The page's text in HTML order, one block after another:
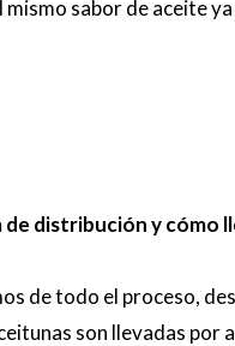
mismo sabor de aceite
distribución y cómo
de todo el proceso,
son llevadas por